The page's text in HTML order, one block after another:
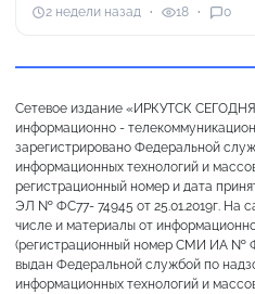
2 недели назад 18 0
Сетевое издание «ИРКУТСК
информационно -
зарегистрировано Федеральной
информационных технологий и
регистрационный номер и дата
ЭЛ № ФС77- 74945 от 25.01.2019г. На
числе и материалы от
(регистрационный номер СМИ ИА №
выдан Федеральной службой по
информационных технологий и